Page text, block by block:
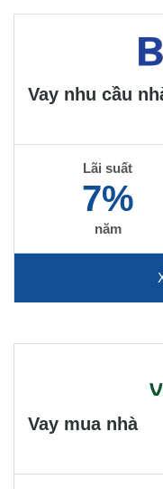
Vay nhu cầu
Lãi suất
7%
năm
Vay mua nhà